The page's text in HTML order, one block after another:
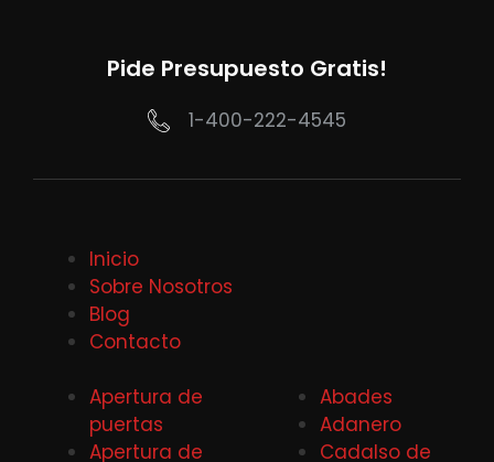
Pide Presupuesto Gratis!
1-400-222-4545
Inicio
Sobre Nosotros
Blog
Contacto
Apertura de
puertas
Apertura de
Abades
Adanero
Cadalso de